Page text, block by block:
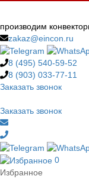
производим
zakaz@eincon.ru
8 (495) 540-59-52
8 (903) 033-77-11
Заказать звонок
Заказать звонок
0
Избранное